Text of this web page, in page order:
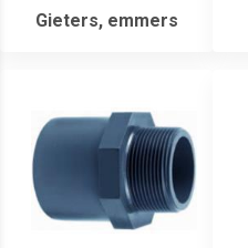
Gieters, emmers